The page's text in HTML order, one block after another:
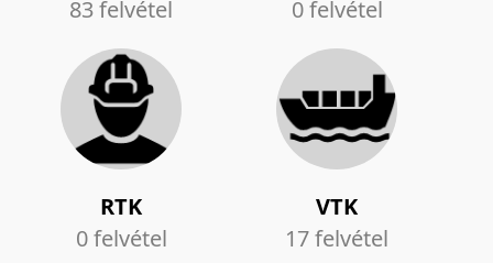
83 felvétel
0 felvétel
RTK
0 felvétel
VTK
17 felvétel